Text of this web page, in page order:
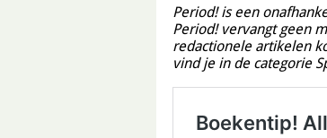
Period! is een
Period! vervangt geen
redactionele artikelen
vind je in de categorie